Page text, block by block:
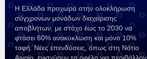
Η Ελλάδα προχωρά στην ολοκλήρωση
σύγχρονων μονάδων διαχείρισης
αποβλήτων, με στόχο έως το 2030 να
φτάσει 60% ανακύκλωση και μόνο 10%
ταφή. Νέες επενδύσεις, όπως στη Νότιο